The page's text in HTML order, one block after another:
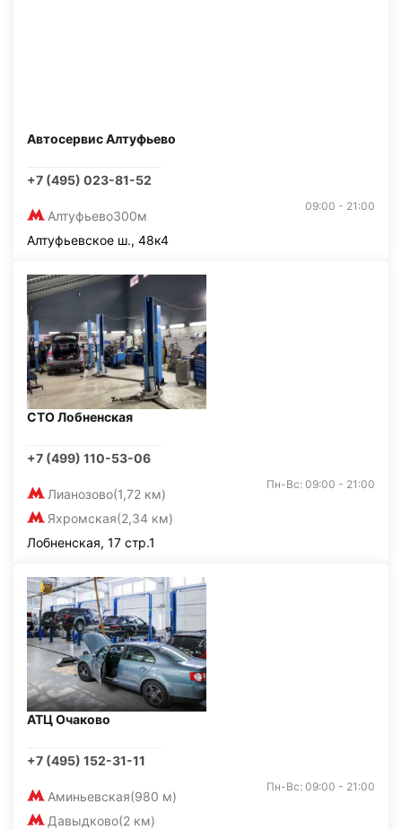
Автосервис Алтуфьево
+7 (495) 023-81-52
Алтуфьево300м
09:00 - 21:00
Алтуфьевское ш., 48к4
СТО Лобненская
+7 (499) 110-53-06
Лианозово(1,72 км)
Яхромская(2,34 км)
Пн-Вс: 09:00 - 21:00
Лобненская, 17 стр.1
АТЦ Очаково
+7 (495) 152-31-11
Аминьевская(980 м)
Давыдково(2 км)
Пн-Вс: 09:00 - 21:00